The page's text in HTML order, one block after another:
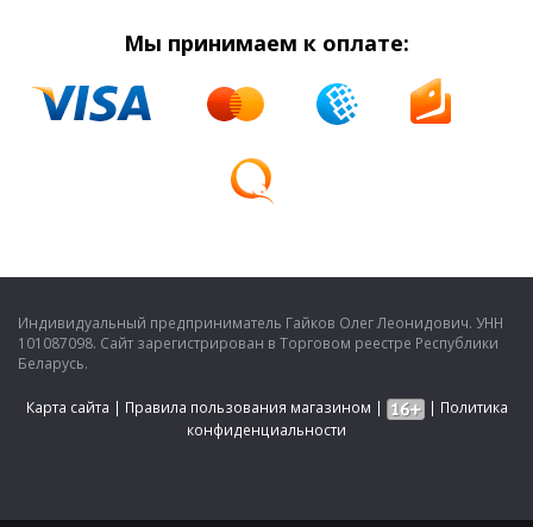
Мы принимаем к оплате:
Индивидуальный предприниматель Гайков Олег Леонидович. УНН
101087098. Сайт зарегистрирован в Торговом реестре Республики
Беларусь.
Карта сайта | Правила пользования магазином | | Политика
конфиденциальности